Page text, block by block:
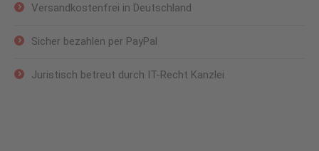
Versandkostenfrei in Deutschland
Sicher bezahlen per PayPal
Juristisch betreut durch IT-Recht Kanzlei